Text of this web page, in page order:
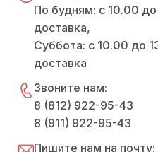
По будням: с 10.00
доставка,
Суббота: с 10.00 до
доставка
Звоните нам:
8 (812) 922-95-43
8 (911) 922-95-43
Пишите нам на почту: